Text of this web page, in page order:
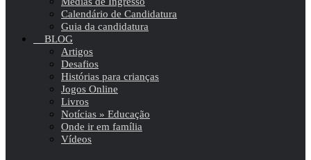
Calendário de Candidatura
Guia da candidatura
BLOG
Artigos
Desafios
Histórias para crianças
Jogos Online
Livros
Notícias » Educação
Onde ir em família
Vídeos